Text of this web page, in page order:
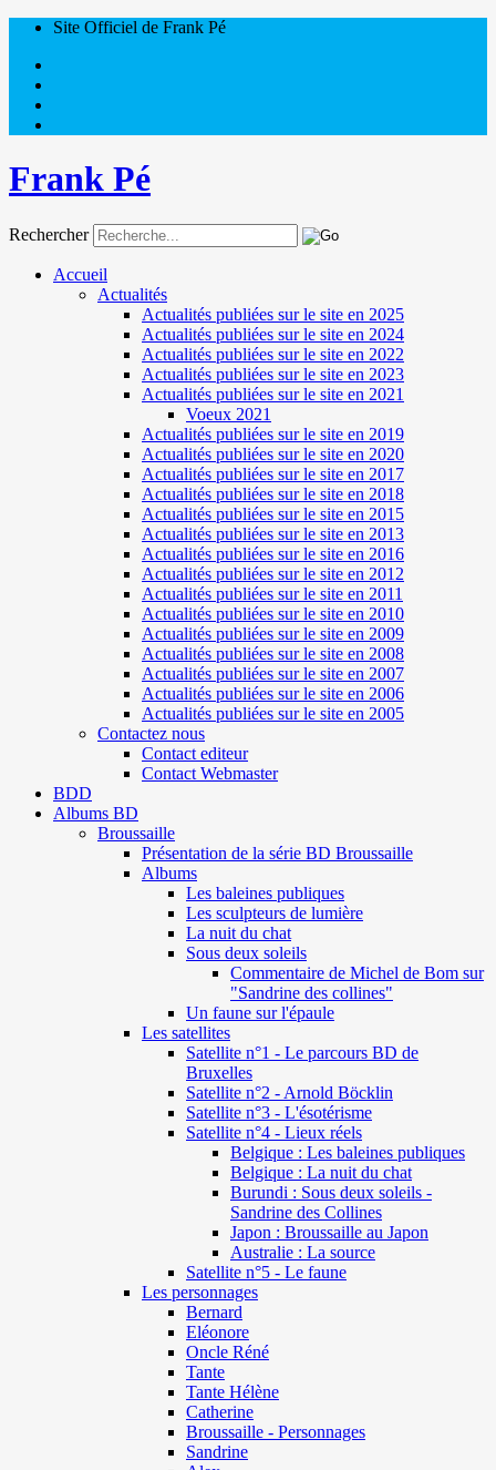
Site Officiel de Frank Pé
Frank Pé
Rechercher
Accueil
Actualités
Actualités publiées sur le site en 2025
Actualités publiées sur le site en 2024
Actualités publiées sur le site en 2022
Actualités publiées sur le site en 2023
Actualités publiées sur le site en 2021
Voeux 2021
Actualités publiées sur le site en 2019
Actualités publiées sur le site en 2020
Actualités publiées sur le site en 2017
Actualités publiées sur le site en 2018
Actualités publiées sur le site en 2015
Actualités publiées sur le site en 2013
Actualités publiées sur le site en 2016
Actualités publiées sur le site en 2012
Actualités publiées sur le site en 2011
Actualités publiées sur le site en 2010
Actualités publiées sur le site en 2009
Actualités publiées sur le site en 2008
Actualités publiées sur le site en 2007
Actualités publiées sur le site en 2006
Actualités publiées sur le site en 2005
Contactez nous
Contact editeur
Contact Webmaster
BDD
Albums BD
Broussaille
Présentation de la série BD Broussaille
Albums
Les baleines publiques
Les sculpteurs de lumière
La nuit du chat
Sous deux soleils
Commentaire de Michel de Bom sur
"Sandrine des collines"
Un faune sur l'épaule
Les satellites
Satellite n°1 - Le parcours BD de
Bruxelles
Satellite n°2 - Arnold Böcklin
Satellite n°3 - L'ésotérisme
Satellite n°4 - Lieux réels
Belgique : Les baleines publiques
Belgique : La nuit du chat
Burundi : Sous deux soleils -
Sandrine des Collines
Japon : Broussaille au Japon
Australie : La source
Satellite n°5 - Le faune
Les personnages
Bernard
Eléonore
Oncle Réné
Tante
Tante Hélène
Catherine
Broussaille - Personnages
Sandrine